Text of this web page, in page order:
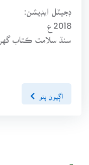
ڊجيٽل ايڊيشن:
2018ع
سنڌ سلامت ڪتاب گهر
اڳيون پنو